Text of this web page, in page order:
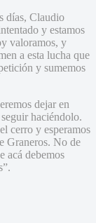
días, Claudio
y estamos
valoramos, y
a esta lucha que
y sumemos
dejar en
haciéndolo.
cerro y esperamos
Graneros. No de
acá debemos